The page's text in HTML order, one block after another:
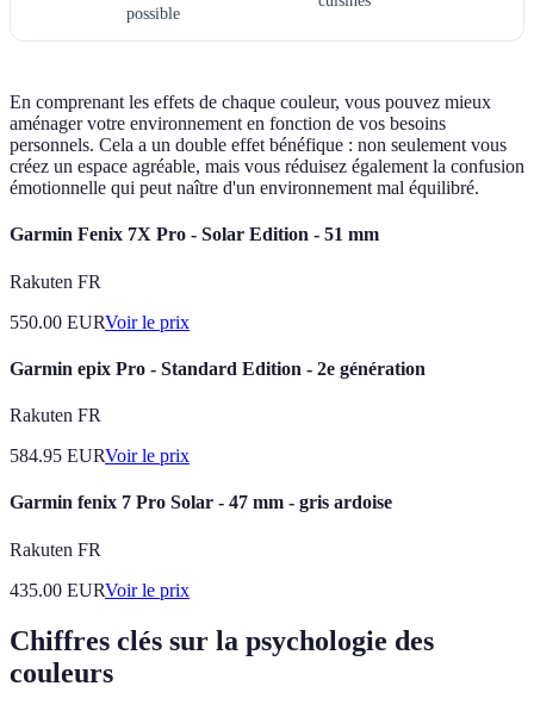
possible
En comprenant les effets de chaque couleur, vous pouvez mieux
aménager votre environnement en fonction de vos besoins
personnels. Cela a un double effet bénéfique : non seulement vous
créez un espace agréable, mais vous réduisez également la confusion
émotionnelle qui peut naître d'un environnement mal équilibré.
Garmin Fenix 7X Pro - Solar Edition - 51 mm
Rakuten FR
550.00 EURVoir le prix
Garmin epix Pro - Standard Edition - 2e génération
Rakuten FR
584.95 EURVoir le prix
Garmin fenix 7 Pro Solar - 47 mm - gris ardoise
Rakuten FR
435.00 EURVoir le prix
Chiffres clés sur la psychologie des
couleurs